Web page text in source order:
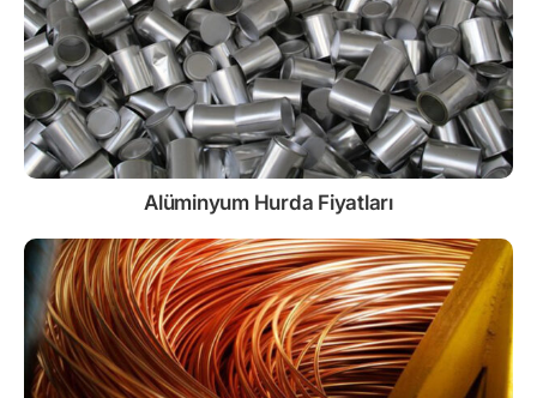
Alüminyum Hurda Fiyatları